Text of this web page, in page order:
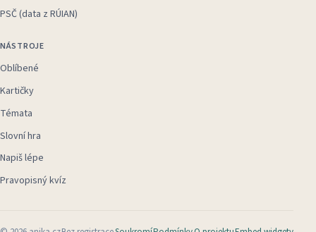
PSČ (data z RÚIAN)
NÁSTROJE
Oblíbené
Kartičky
Témata
Slovní hra
Napiš lépe
Pravopisný kvíz